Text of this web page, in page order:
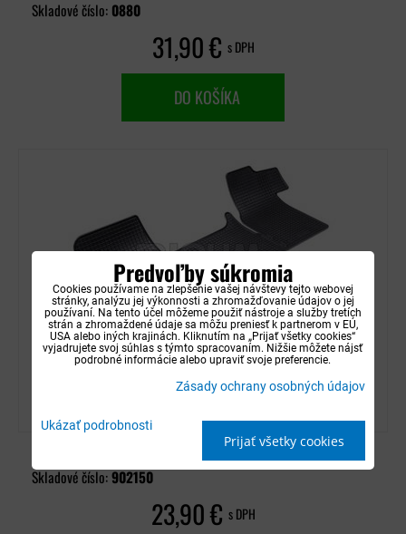
Skladové číslo: 0880
31,90 € s DPH
DO KOŠÍKA
Autorohože gumové Rigum - Renault Master od
Distribučný sklad (1-3 dni)
Skladové číslo:902150
23,90 € s DPH
Predvoľby súkromia
Cookies používame na zlepšenie vašej návštevy tejto webovej
stránky, analýzu jej výkonnosti a zhromažďovanie údajov o jej
používaní. Na tento účel môžeme použiť nástroje a služby tretích
strán a zhromaždené údaje sa môžu preniesť k partnerom v EÚ,
USA alebo iných krajinách. Kliknutím na „Prijať všetky cookies“
vyjadrujete svoj súhlas s týmto spracovaním. Nižšie môžete nájsť
podrobné informácie alebo upraviť svoje preferencie.
Zásady ochrany osobných údajov
Ukázať podrobnosti
Prijať všetky cookies